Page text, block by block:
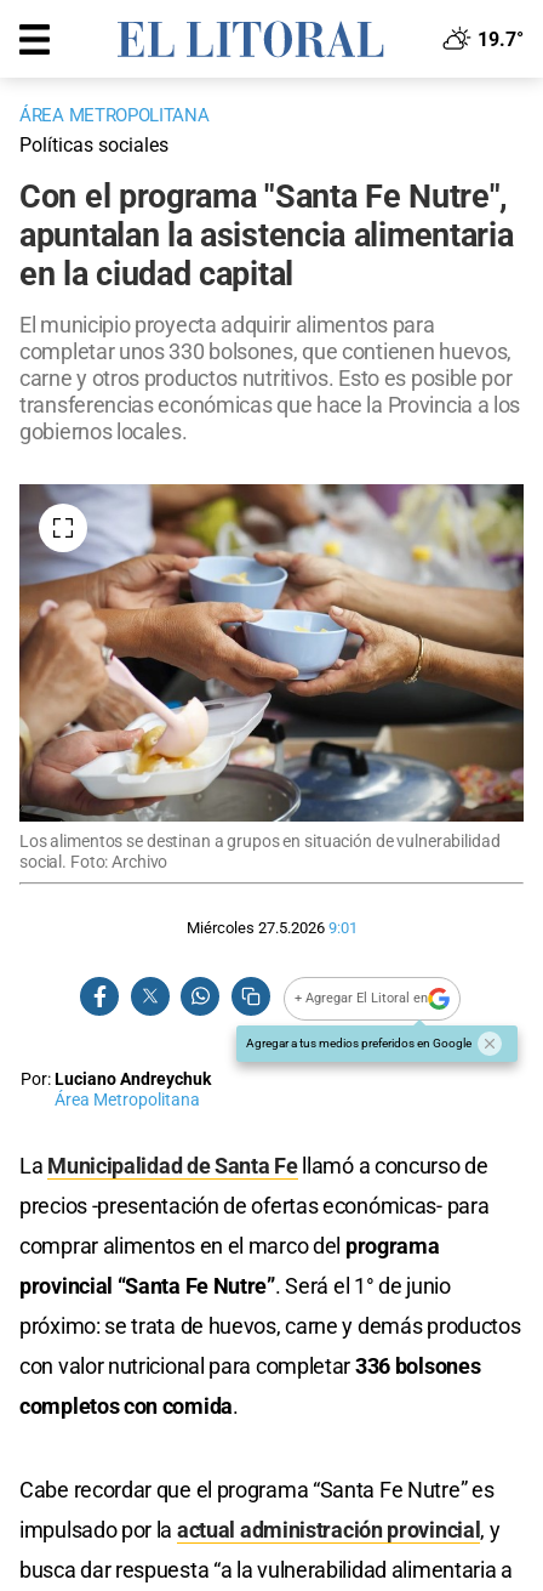
19.7°
ÁREA METROPOLITANA
Políticas sociales
Con el programa "Santa Fe Nutre",
apuntalan la asistencia alimentaria
en la ciudad capital
El municipio proyecta adquirir alimentos para
completar unos 330 bolsones, que contienen huevos,
carne y otros productos nutritivos. Esto es posible por
transferencias económicas que hace la Provincia a los
gobiernos locales.
Los alimentos se destinan a grupos en situación de vulnerabilidad
social. Foto: Archivo
Miércoles 27.5.2026 9:01
+ Agregar El Litoral en
Agregar a tus medios preferidos en Google
Por:Luciano Andreychuk
Área Metropolitana
La Municipalidad de Santa Fellamó a concurso de
precios -presentación de ofertas económicas- para
comprar alimentos en el marco del programa
provincial “Santa Fe Nutre”. Será el 1° de junio
próximo: se trata de huevos, carne y demás productos
con valor nutricional para completar336 bolsones
completos con comida.
Cabe recordar que el programa “Santa Fe Nutre” es
impulsado por la actual administración provincial, y
busca dar respuesta “a la vulnerabilidad alimentaria a